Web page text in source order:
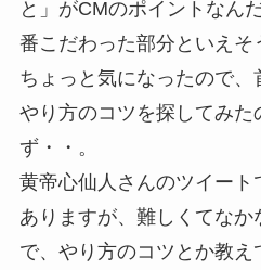
と」がCMのポイント なん
番こだわった部分といえそ
ちょっと気になったので
やり方のコツを探してみた
ず・・。
黄帝心仙人さんのツイート
ありますが、難しくてな
で、やり方のコツとか教え